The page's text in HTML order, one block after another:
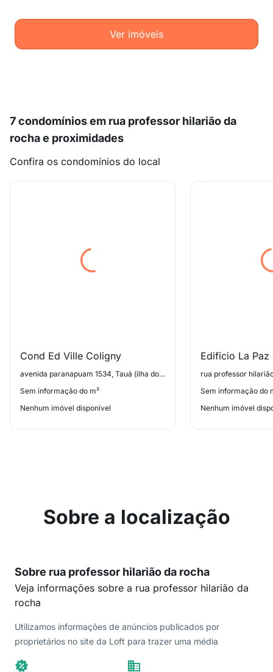
Ver imóveis
7 condomínios em rua professor hilarião da
rocha e proximidades
Confira os condomínios do local
Cond Ed Ville Coligny
avenida paranapuam 1534, Tauá (ilha do Governador)
Sem informação do m²
Nenhum imóvel disponível
Edificio La Paz
Sem informação do
Nenhum imóvel
Sobre a localização
Sobre rua professor hilarião da rocha
Veja informações sobre a rua professor hilarião da
rocha
Utilizamos informações de anúncios publicados por
proprietários no site da Loft para trazer uma média